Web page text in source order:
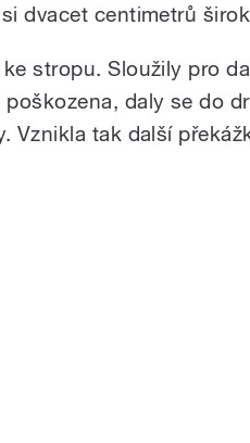
dvacet centimetrů
ke stropu. Sloužily pro
poškozena, daly se do
Vznikla tak další